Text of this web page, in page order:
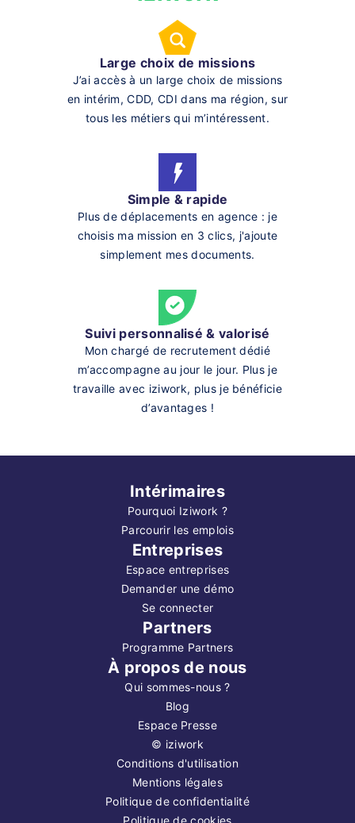
Large choix de missions
J’ai accès à un large choix de missions
en intérim, CDD, CDI dans ma région, sur
tous les métiers qui m’intéressent.
Simple & rapide
Plus de déplacements en agence : je
choisis ma mission en 3 clics, j'ajoute
simplement mes documents.
Suivi personnalisé & valorisé
Mon chargé de recrutement dédié
m’accompagne au jour le jour. Plus je
travaille avec iziwork, plus je bénéficie
d’avantages !
Intérimaires
Pourquoi Iziwork ?
Parcourir les emplois
Entreprises
Espace entreprises
Demander une démo
Se connecter
Partners
Programme Partners
À propos de nous
Qui sommes-nous ?
Blog
Espace Presse
© iziwork
Conditions d'utilisation
Mentions légales
Politique de confidentialité
Politique de cookies